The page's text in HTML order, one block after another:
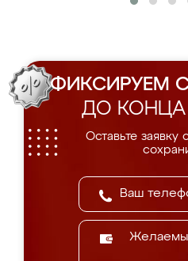
ФИКСИРУЕМ
ДО КОНЦА
Оставьте заявку